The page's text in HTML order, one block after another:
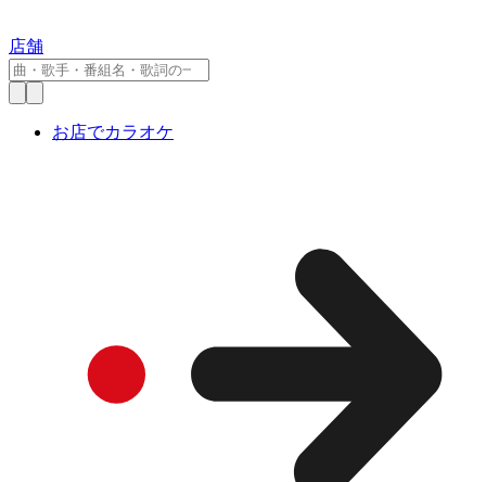
店舗
お店でカラオケ